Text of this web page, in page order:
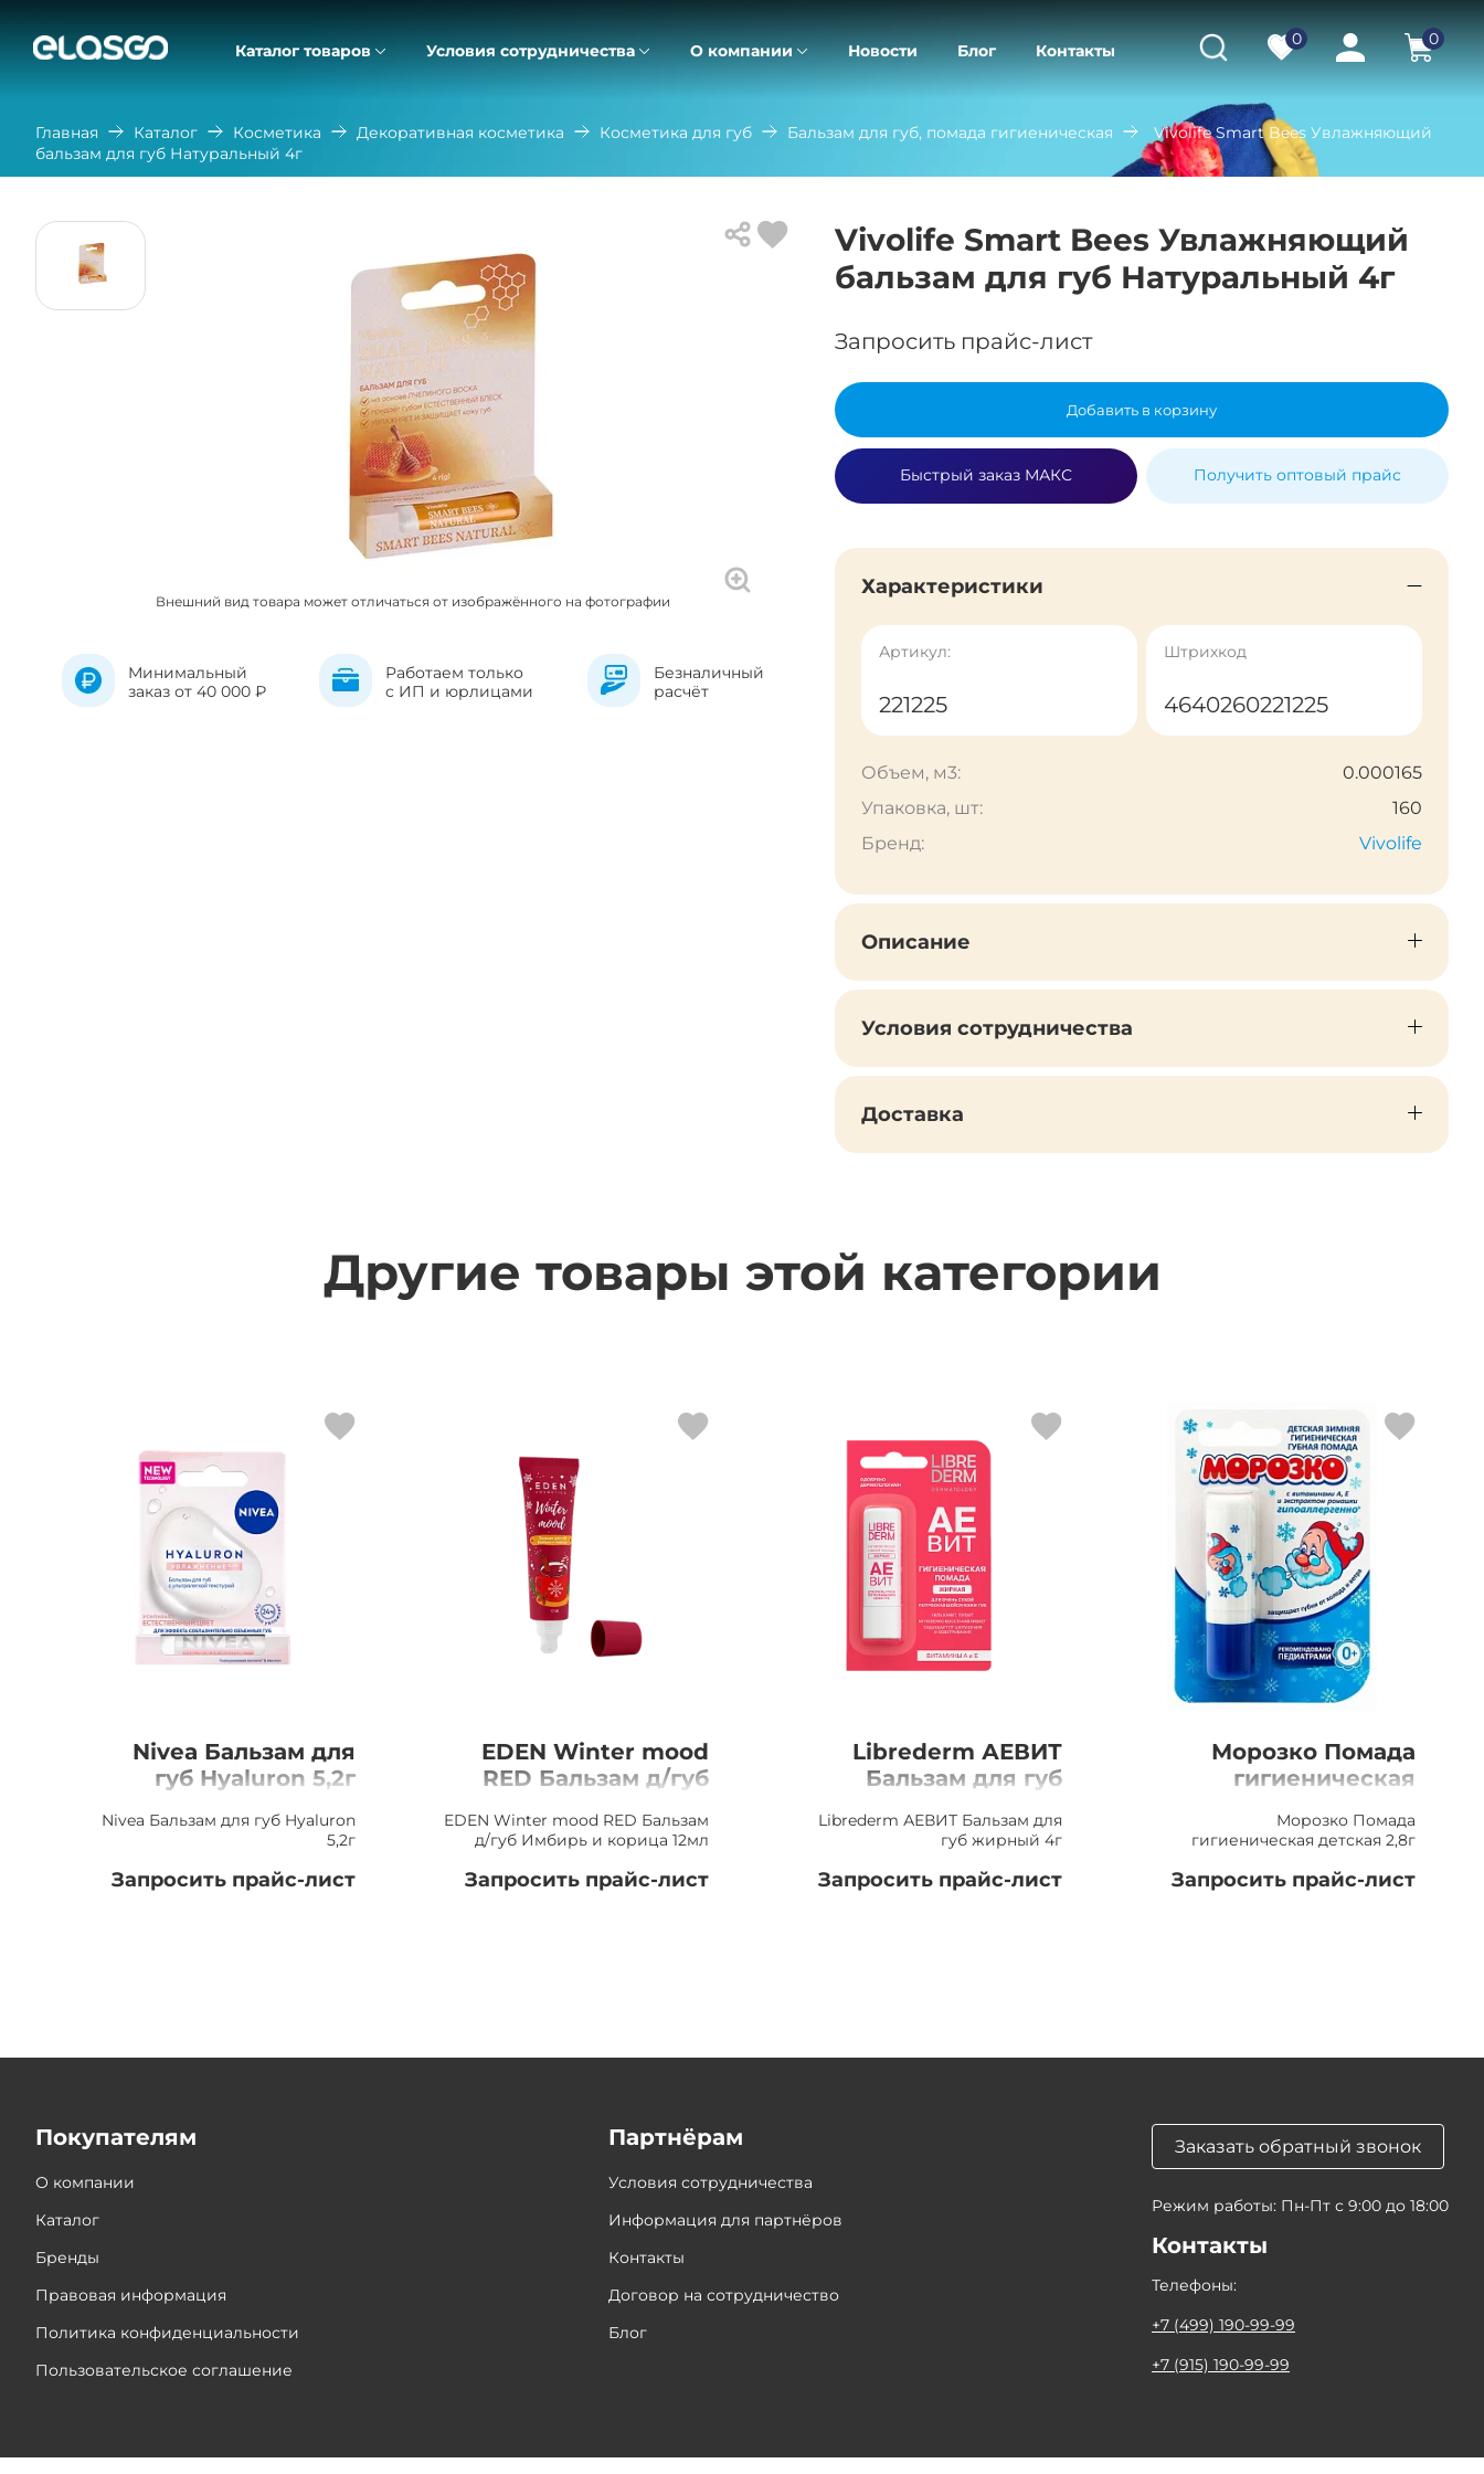
Каталог товаров Условия сотрудничества О компании Новости Блог Контакты
0 0
Главная Каталог Косметика Декоративная косметика Косметика для губ Бальзам для губ, помада гигиеническая
Vivolife Smart Bees Увлажняющий
бальзам для губ Натуральный 4г
Внешний вид товара может отличаться от изображённого на фотографии
Минимальный
заказ от 40 000 ₽
Работаем только
с ИП и юрлицами
Безналичный
расчёт
Vivolife Smart Bees Увлажняющий
бальзам для губ Натуральный 4г
Запросить прайс-лист
Добавить в корзину
Быстрый заказ МАКС Получить оптовый прайс
Характеристики
Артикул:
221225
Штрихкод
4640260221225
Объем, м3:
0.000165
Упаковка, шт:
160
Бренд:
Vivolife
Описание
Условия сотрудничества
Доставка
Другие товары этой категории
Nivea Бальзам для
губ Hyaluron 5,2г
Nivea Бальзам для губ Hyaluron
5,2г
Запросить прайс-лист
EDEN Winter mood
RED Бальзам д/губ
12мл
EDEN Winter mood RED Бальзам
д/губ Имбирь и корица 12мл
Запросить прайс-лист
Librederm АЕВИТ
Бальзам для губ
Librederm АЕВИТ Бальзам для
губ жирный 4г
Запросить прайс-лист
Морозко Помада
гигиеническая
Морозко Помада
гигиеническая детская 2,8г
Запросить прайс-лист
Покупателям
О компании
Каталог
Бренды
Правовая информация
Политика конфиденциальности
Пользовательское соглашение
Партнёрам
Условия сотрудничества
Информация для партнёров
Контакты
Договор на сотрудничество
Блог
Заказать обратный звонок
Режим работы: Пн-Пт с 9:00 до 18:00
Контакты
Телефоны:
+7 (499) 190-99-99
+7 (915) 190-99-99